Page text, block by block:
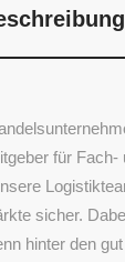
für Fach-
sicher.
hinter den